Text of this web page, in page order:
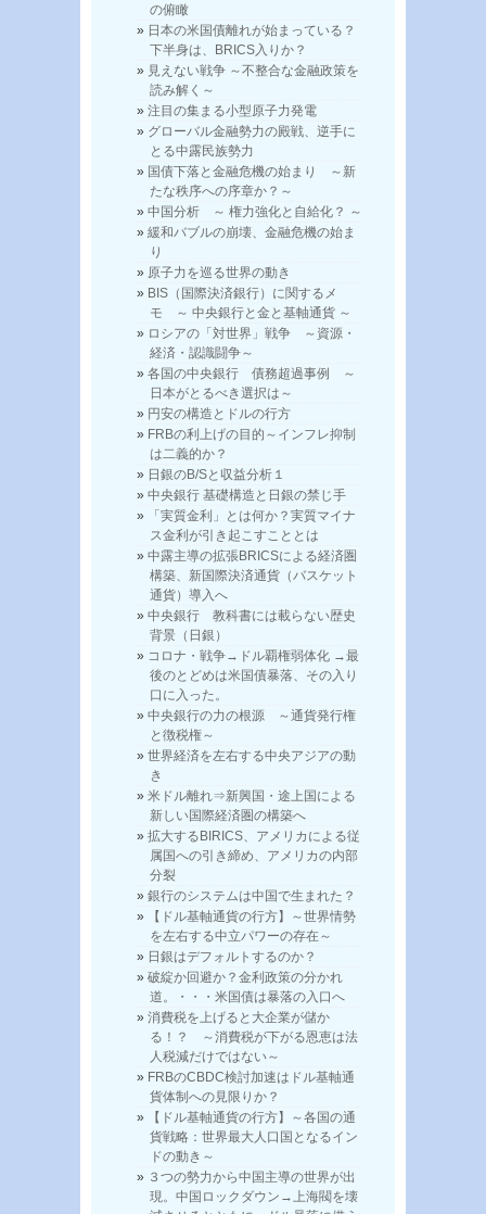
の俯瞰
日本の米国債離れが始まっている？
下半身は、BRICS入りか？
見えない戦争 ～不整合な金融政策を
読み解く～
注目の集まる小型原子力発電
グローバル金融勢力の殿戦、逆手に
とる中露民族勢力
国債下落と金融危機の始まり ～新
たな秩序への序章か？～
中国分析 ～ 権力強化と自給化？ ～
緩和バブルの崩壊、金融危機の始ま
り
原子力を巡る世界の動き
BIS（国際決済銀行）に関するメ
モ ～ 中央銀行と金と基軸通貨 ～
ロシアの「対世界」戦争 ～資源・
経済・認識闘争～
各国の中央銀行 債務超過事例 ～
日本がとるべき選択は～
円安の構造とドルの行方
FRBの利上げの目的～インフレ抑制
は二義的か？
日銀のB/Sと収益分析１
中央銀行 基礎構造と日銀の禁じ手
「実質金利」とは何か？実質マイナ
ス金利が引き起こすこととは
中露主導の拡張BRICSによる経済圏
構築、新国際決済通貨（バスケット
通貨）導入へ
中央銀行 教科書には載らない歴史
背景（日銀）
コロナ・戦争→ドル覇権弱体化 →最
後のとどめは米国債暴落、その入り
口に入った。
中央銀行の力の根源 ～通貨発行権
と徴税権～
世界経済を左右する中央アジアの動
き
米ドル離れ⇒新興国・途上国による
新しい国際経済圏の構築へ
拡大するBIRICS、アメリカによる従
属国への引き締め、アメリカの内部
分裂
銀行のシステムは中国で生まれた？
【ドル基軸通貨の行方】～世界情勢
を左右する中立パワーの存在～
日銀はデフォルトするのか？
破綻か回避か？金利政策の分かれ
道。・・・米国債は暴落の入口へ
消費税を上げると大企業が儲か
る！？ ～消費税が下がる恩恵は法
人税減だけではない～
FRBのCBDC検討加速はドル基軸通
貨体制への見限りか？
【ドル基軸通貨の行方】～各国の通
貨戦略：世界最大人口国となるイン
ドの動き～
３つの勢力から中国主導の世界が出
現。中国ロックダウン→上海閥を壊